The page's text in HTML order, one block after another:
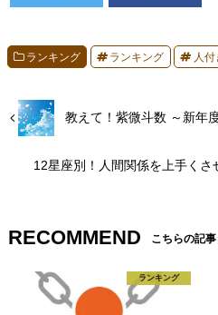
ランキング ランキング 人
教えて！紫微斗数 ～新年
12星座別！人間関係を上手くさ
RECOMMEND こちらの記事
ランキング